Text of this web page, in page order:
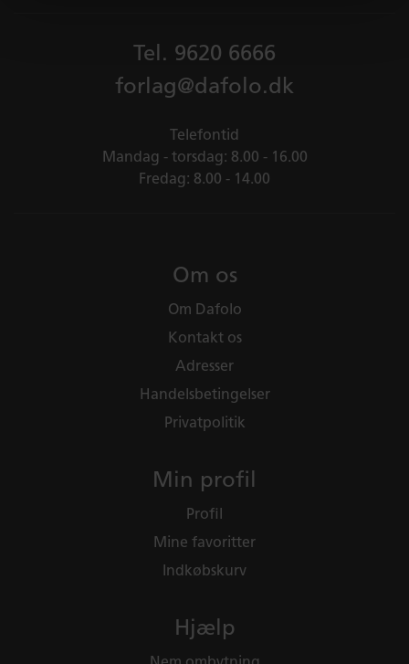
Om os
Om Dafolo
Kontakt os
Adresser
Handelsbetingelser
Privatpolitik
Min profil
Profil
Mine favoritter
Indkøbskurv
Hjælp
Tel. 9620 6666
forlag@dafolo.dk
Telefontid
Mandag - torsdag: 8.00 - 16.00
Fredag: 8.00 - 14.00